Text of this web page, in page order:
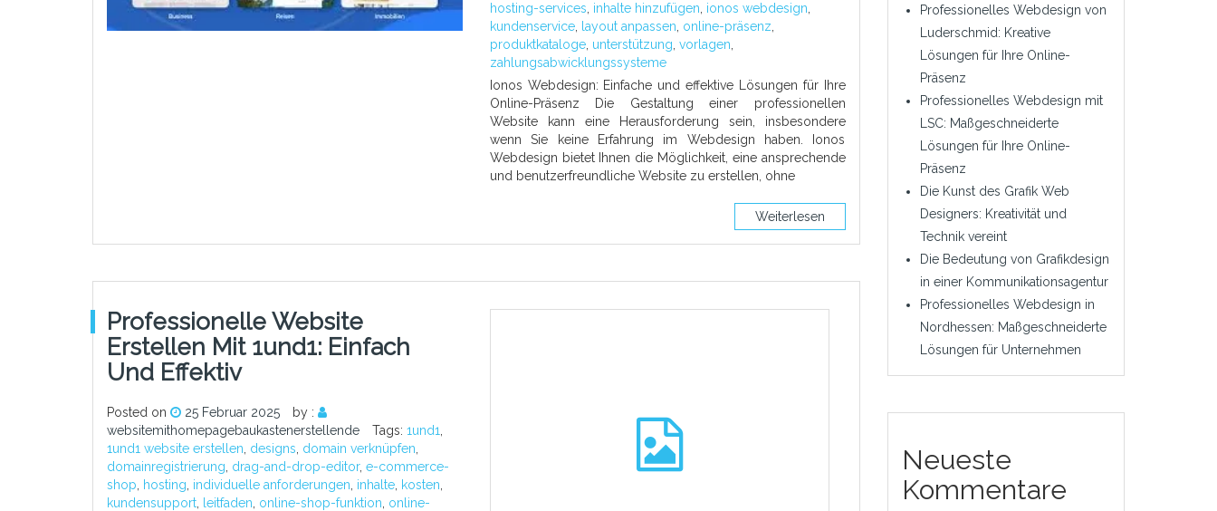
hosting-services inhalte hinzufügen ionos webdesign
kundenservice, layout anpassen online-präsenz
produktkataloge, unterstützung vorlagen
zahlungsabwicklungssysteme
Ionos Webdesign: Einfache und effektive Lösungen für Ihre
Online-Präsenz Die Gestaltung einer professionellen
Website kann eine Herausforderung sein, insbesondere
wenn Sie keine Erfahrung im Webdesign haben. Ionos
Webdesign bietet Ihnen die Möglichkeit, eine ansprechende
und benutzerfreundliche Website zu erstellen, ohne
Weiterlesen
Professionelle Website
Erstellen Mit 1und1: Einfach
Und Effektiv
Posted on 25 Februar 2025
by :
websitemithomepagebaukastenerstellende
Tags: 1und1
1und1 website erstellen designs domain verknüpfen
domainregistrierung drag-and-drop-editor, e-commerce-
shop
hosting individuelle anforderungen inhalte kosten
kundensupport
leitfaden online-shop-funktion online-
Professionelles Webdesign von
Luderschmid: Kreative
Lösungen für Ihre Online-
Präsenz
Professionelles Webdesign mit
LSC: Maßgeschneiderte
Lösungen für Ihre Online-
Präsenz
Die Kunst des Grafik Web
Designers: Kreativität und
Technik vereint
Die Bedeutung von Grafikdesign
in einer Kommunikationsagentur
Professionelles Webdesign in
Nordhessen: Maßgeschneiderte
Lösungen für Unternehmen
Neueste
Kommentare